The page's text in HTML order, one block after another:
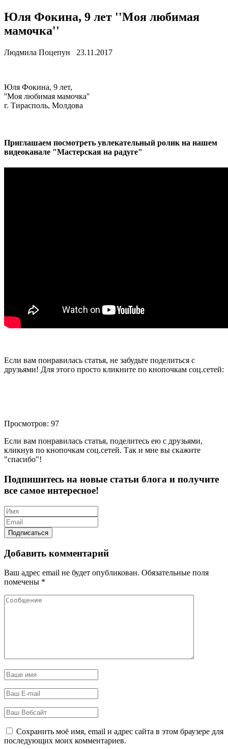
Юля Фокина, 9 лет ''Моя любимая
мамочка''
Людмила Поцепун 23.11.2017
Юля Фокина, 9 лет,
''Моя любимая мамочка''
г. Тирасполь, Молдова
Приглашаем посмотреть увлекательный ролик на нашем
видеоканале "Мастерская на радуге"
Если вам понравилась статья, не забудьте поделиться с
друзьями! Для этого просто кликните по кнопочкам соц.сетей:
Просмотров: 97
Если вам понравилась статья, поделитесь ею с друзьями,
кликнув по кнопочкам соц.сетей. Так и мне вы скажите
"спасибо"!
Подпишитесь на новые статьи блога и получите
все самое интересное!
Добавить комментарий
Ваш адрес email не будет опубликован. Обязательные поля
помечены *
Сохранить моё имя, email и адрес сайта в этом браузере для
последующих моих комментариев.